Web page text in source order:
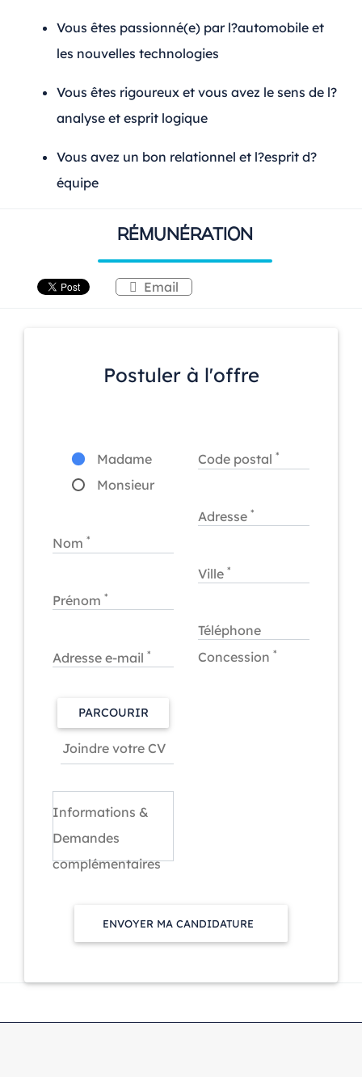
Vous êtes passionné(e) par l?automobile et
les nouvelles technologies
Vous êtes rigoureux et vous avez le sens de l?
analyse et esprit logique
Vous avez un bon relationnel et l?esprit d?
équipe
RÉMUNÉRATION
Email
Postuler à l'offre
Madame
Monsieur
Nom *
Prénom *
Adresse e-mail *
PARCOURIR
Informations &
Demandes
complémentaires
Code postal*
Adresse*
Ville*
Téléphone
Concession*
ENVOYER MA CANDIDATURE